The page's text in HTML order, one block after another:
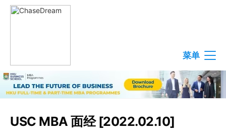
菜单
USC MBA 面经 [2022.02.10]